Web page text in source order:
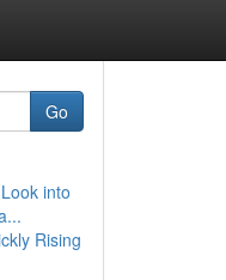
Go
into
Rising